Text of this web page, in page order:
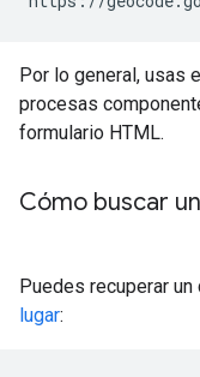
Por lo general, usas
procesas
formulario HTML.
Cómo buscar
Puedes recuperar
lugar: